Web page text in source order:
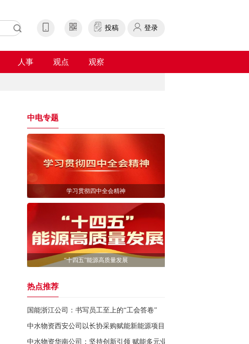
投稿 登录
人事 观点 观察
中电专题
学习贯彻四中全会精神
“十四五”能源高质量发展
热点推荐
国能浙江公司：书写员工至上的“工会答卷”
中水物资西安公司以长协采购赋能新能源项目建设
中水物资华南公司：坚持创新引领 赋能多元业务全线开花